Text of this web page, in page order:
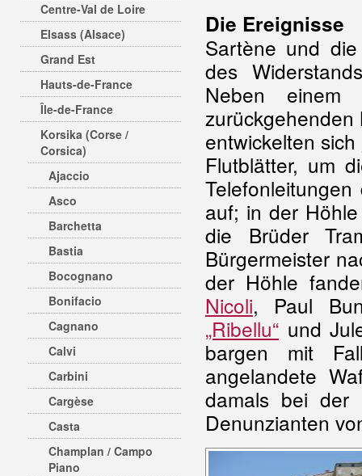
Centre-Val de Loire
Elsass (Alsace)
Grand Est
Hauts-de-France
Île-de-France
Korsika (Corse /
Corsica)
Ajaccio
Asco
Barchetta
Bastia
Bocognano
Bonifacio
Cagnano
Calvi
Carbini
Cargèse
Casta
Champlan / Campo
Piano
Die Ereignisse
Sartène und
des
Neben
zurückgehenden
entwickelten sich
Flutblätter, um
auf; in der
die Brüder
Bürgermeister
der Höhle
Nicoli, Paul
„Ribellu“ und
bargen mit
angelandete
damals bei der
Denunzianten